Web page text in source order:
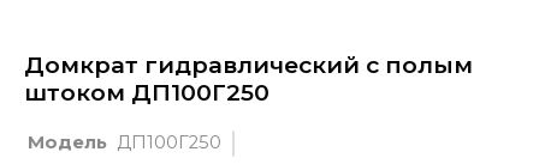
Домкрат гидравлический с полым
штоком ДП100Г250
Модель ДП100Г250